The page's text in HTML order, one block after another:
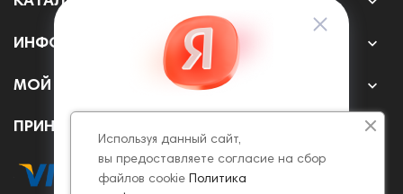
ИНФОРМАЦИЯ 
МОЙ АККАУНТ 
ПРИНИМАЕМ К ОПЛАТЕ ОНЛАЙН
Используя данный сайт,
вы предоставляете согласие на сбор
файлов cookie Политика